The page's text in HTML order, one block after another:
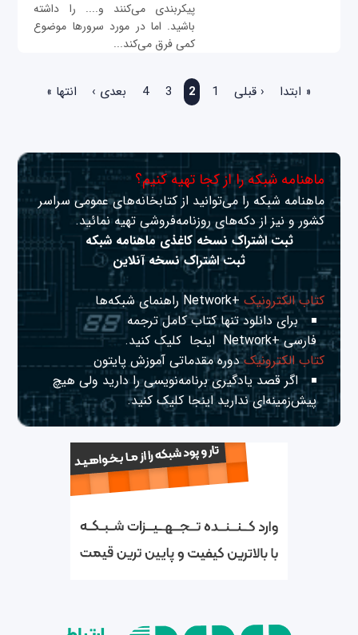
پیکربندی می‌کنند و.... را داشته
باشید. اما در مورد سرورها موضوع
کمی فرق می‌کند...
« ابتدا ‹ قبلی 1
2
3
4 بعدی › انتها »
ماهنامه شبکه را از کجا تهیه کنیم؟
ماهنامه شبکه را می‌توانید از کتابخانه‌های عمومی سراسر
کشور و نیز از دکه‌های روزنامه‌فروشی تهیه نمائید.
ثبت اشتراک نسخه کاغذی ماهنامه شبکه
ثبت اشتراک نسخه آنلاین
کتاب الکترونیک+Network راهنمای شبکه‌ها
برای دانلود تنها کتاب کامل ترجمه
فارسی +Network
اینجا کلیک کنید.
کتاب الکترونیکدوره مقدماتی آموزش پایتون
اگر قصد یادگیری برنامه‌نویسی را دارید ولی هیچ
پیش‌زمینه‌ای نداریداینجا کلیک کنید.